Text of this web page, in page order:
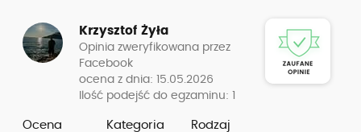
Krzysztof Żyła
Opinia zweryfikowana przez
Facebook
ocena z dnia: 15.05.2026
Ilość podejść do egzaminu: 1
Ocena
Kategoria
Rodzaj